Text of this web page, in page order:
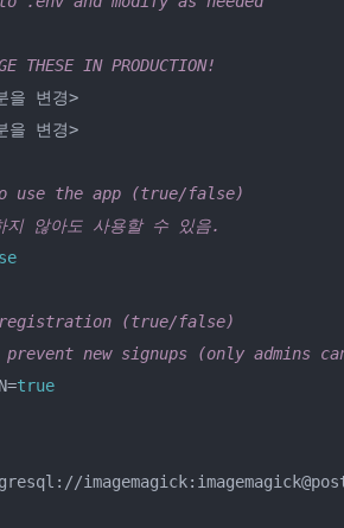
THESE IN PRODUCTION!
을 변경>
을 변경>
use the app (true/false)
않아도 사용할 수 있음.
registration (true/false)
new signups (only admins
true